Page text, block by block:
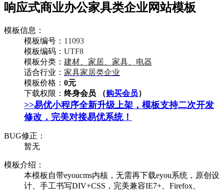
响应式商业办公家具类企业网站模板
模板信息：
模板编号： 11093
模板编码： UTF8
模板分类： 建材、家居、家具、电器
适合行业： 家具家居类企业
模板价格： 0元
下载权限： 终身会员 （购买会员）
>>易优小程序全新升级上架，模板支持二次开发
修改，完美对接易优系统！
BUG修正：
暂无
模板介绍：
本模板自带eyoucms内核，无需再下载eyou系统，原创设
计、手工书写DIV+CSS，完美兼容IE7+、Firefox、